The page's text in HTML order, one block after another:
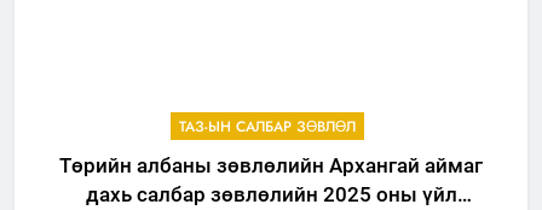
ТАЗ-ЫН САЛБАР ЗӨВЛӨЛ
Төрийн албаны зөвлөлийн Архангай аймаг
дахь салбар зөвлөлийн 2025 оны үйл